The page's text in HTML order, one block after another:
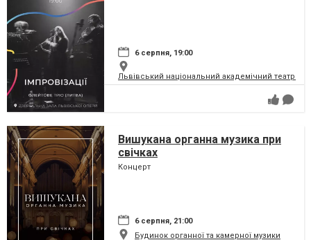
6 серпня, 19:00
Львівський національний академічний театр
Вишукана органна музика при
свічках
Концерт
6 серпня, 21:00
Будинок органної та камерної музики